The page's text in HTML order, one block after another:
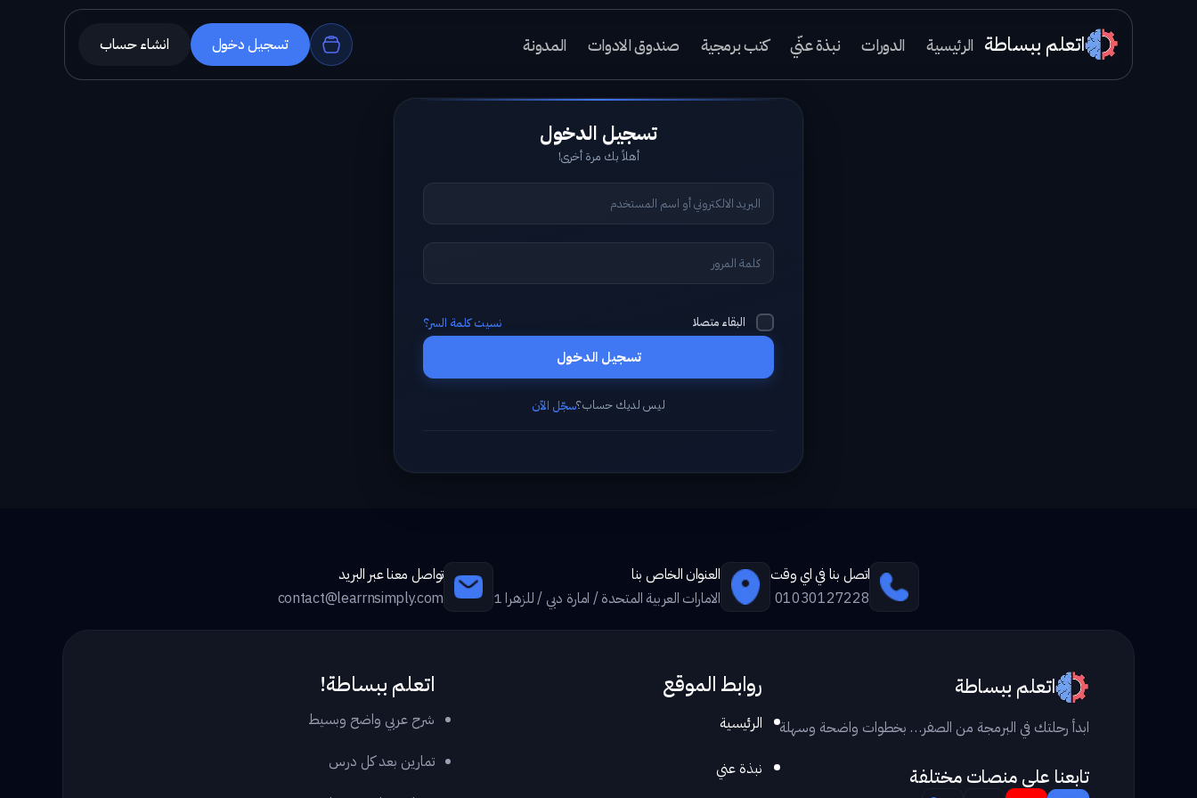
اتعلم ببساطة الرئيسية الدورات نبذة عنّي كتب برمجية صندوق الادوات المدونة تسجيل دخول انشاء حساب
أهلاً بك مرة أخرى!
البقاء متصلا نسيت كلمة السر؟
تسجيل الدخول
ليس لديك حساب؟سجّل الآن
اتصل بنا في اي وقت
01030127228
العنوان الخاص بنا
الامارات العربية المتحدة / امارة دبي / للزهرا 1
تواصل معنا عبر البريد
contact@learrnsimply.com
اتعلم ببساطة
ابدأ رحلتك في البرمجة من الصفر… بخطوات واضحة وسهلة
تابعنا علي منصات مختلفة
روابط الموقع
الرئيسية
نبذة عني
اتعلم ببساطة!
شرح عربي واضح وبسيط
تمارين بعد كل درس